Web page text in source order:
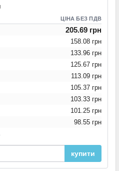
ЦІНА БЕЗ ПДВ
205.69 грн
158.08 грн
133.96 грн
125.67 грн
113.09 грн
105.37 грн
103.33 грн
101.25 грн
98.55 грн
купити